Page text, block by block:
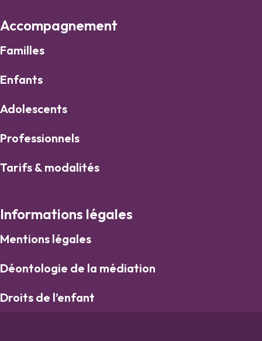
Accompagnement
Familles
Enfants
Adolescents
Professionnels
Tarifs & modalités
Informations légales
Mentions légales
Déontologie de la médiation
Droits de l’enfant